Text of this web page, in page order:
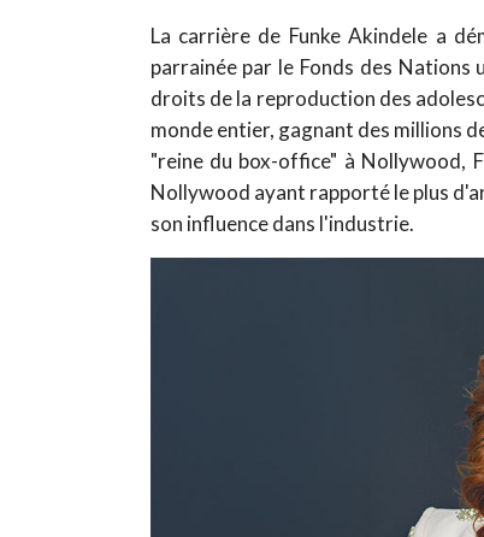
La carrière de Funke Akindele a
parrainée par le Fonds des
droits de la reproduction des
monde entier, gagnant des millions
"reine du box-office" à Nollywood,
Nollywood ayant rapporté le plus
son influence dans l'industrie.